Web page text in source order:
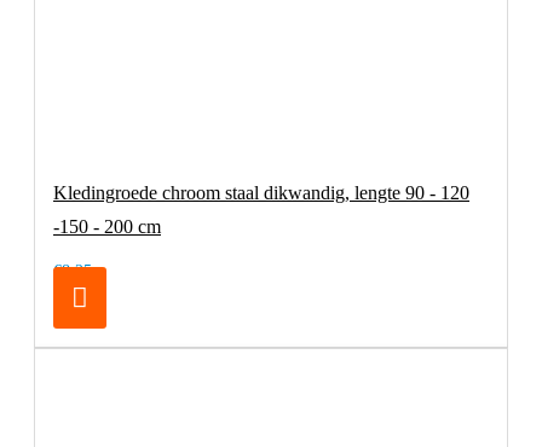
Kledingroede chroom staal dikwandig, lengte 90 - 120
-150 - 200 cm
€8,25